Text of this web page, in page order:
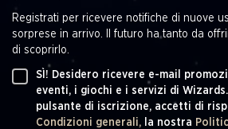
Registrati per ricevere notifiche di nuove
sorprese in arrivo. Il futuro ha tanto da
di scoprirlo.
SÌ! Desidero ricevere e-mail
eventi, i giochi e i servizi di Wizards.
pulsante di iscrizione, accetti di
Condizioni generali,
la nostra